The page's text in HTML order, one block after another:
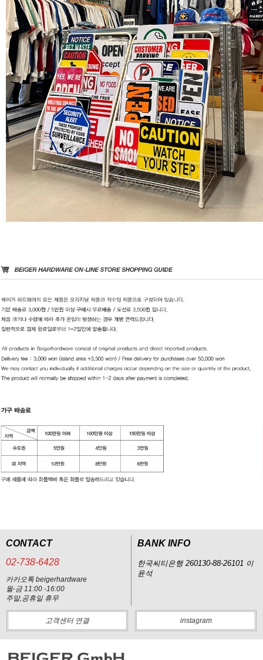
CONTACT
02-738-6428
카카오톡 beigerhardware
월-금 11:00 -16:00
주말,공휴일 휴무
BANK INFO
한국씨티은행 260130-88-26101 이
윤석
고객센터 연결 instagram